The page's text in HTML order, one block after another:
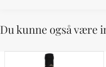
Du kunne også være